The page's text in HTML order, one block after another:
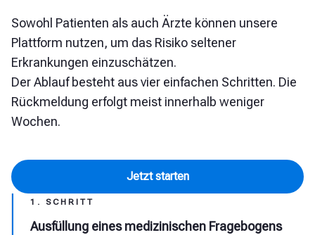
Sowohl Patienten als auch Ärzte können unsere
Plattform nutzen, um das Risiko seltener
Erkrankungen einzuschätzen.
Der Ablauf besteht aus vier einfachen Schritten. Die
Rückmeldung erfolgt meist innerhalb weniger
Wochen.
Jetzt starten
1. SCHRITT
Ausfüllung eines medizinischen Fragebogens